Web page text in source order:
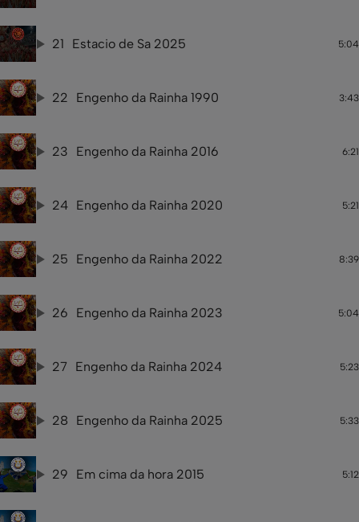
21 Estacio de Sa 2025 5:04
22 Engenho da Rainha 1990 3:43
23 Engenho da Rainha 2016 6:21
24 Engenho da Rainha 2020 5:21
25 Engenho da Rainha 2022 8:39
26 Engenho da Rainha 2023 5:04
27 Engenho da Rainha 2024 5:23
28 Engenho da Rainha 2025 5:33
29 Em cima da hora 2015 5:12